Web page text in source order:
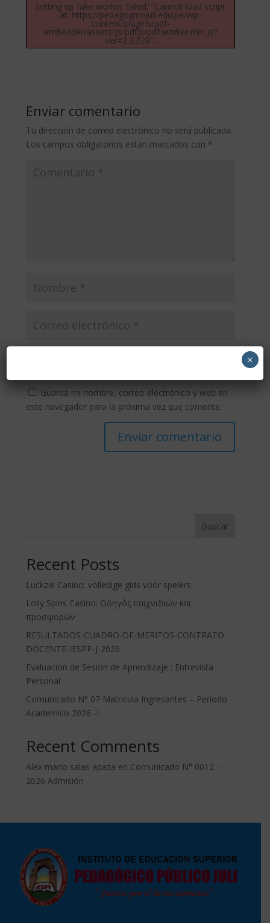
Setting up fake worker failed: "Cannot load script
at: https://pedagogicojuli.edu.pe/wp-
content/plugins/pdf-
embedder/assets/js/pdfjs/pdf.worker.min.js?
ver=2.2.228".
Enviar comentario
Tu dirección de correo electrónico no será publicada.
Los campos obligatorios están marcados con *
Guarda mi nombre, correo electrónico y web en
este navegador para la próxima vez que comente.
Buscar
Recent Posts
Luckzie Casino: volledige gids voor spelers
Lolly Spins Casino: Οδηγός παιχνιδιών και
προσφορών
RESULTADOS-CUADRO-DE-MERITOS-CONTRATO-
DOCENTE-IESPP-J-2026
Evaluacion de Sesion de Aprendizaje : Entrevista
Personal
Comunicado N° 07 Matricula Ingresantes – Periodo
Academico 2026 -I
Recent Comments
Alex mario salas apaza en Comunicado N° 0012 –
2026 Admisión
×